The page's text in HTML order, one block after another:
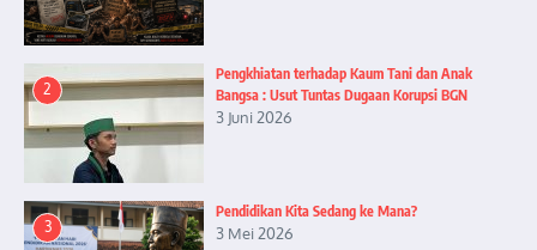
2
Pengkhiatan terhadap Kaum Tani dan Anak
Bangsa : Usut Tuntas Dugaan Korupsi BGN
3 Juni 2026
3
Pendidikan Kita Sedang ke Mana?
3 Mei 2026